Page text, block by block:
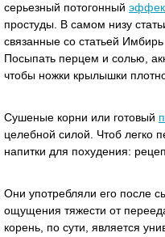
серьезный потогонный
простуды. В самом низу
связанные со статьей
Посыпать перцем и солью,
чтобы ножки крылышки плотно
Сушеные корни или готовый
целебной силой. Чтоб легко
напитки для похудения:
Они употребляли его после
ощущения тяжести от
корень, по сути, является